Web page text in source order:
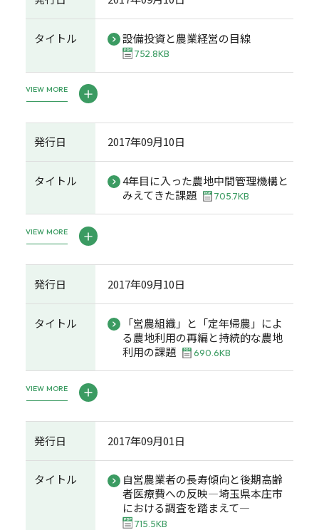
タイトル 設備投資と農業経営の目線
752.8KB
VIEW MORE
発行日 2017年09月10日
タイトル
4年目に入った農地中間管理機構と
みえてきた課題
705.7KB
VIEW MORE
発行日 2017年09月10日
タイトル
「営農組織」と「定年帰農」によ
る農地利用の再編と持続的な農地
利用の課題
690.6KB
VIEW MORE
発行日 2017年09月01日
タイトル
自営農業者の長寿傾向と後期高齢
者医療費への反映―埼玉県本庄市
における調査を踏まえて―
715.5KB